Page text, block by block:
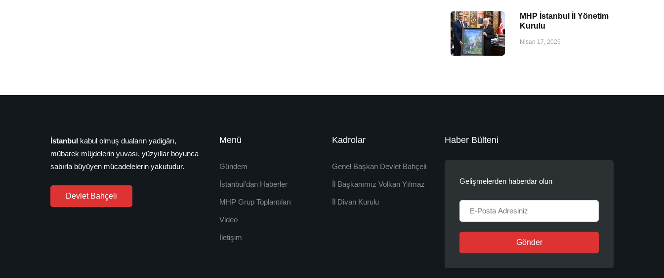
MHP İstanbul İl Yönetim
Kurulu
Nisan 17, 2026
İstanbul kabul olmuş duaların yadigârı,
mübarek müjdelerin yuvası, yüzyıllar boyunca
sabırla büyüyen mücadelelerin yakutudur.
Devlet Bahçeli
Menü
Gündem
İstanbul’dan Haberler
MHP Grup Toplantıları
Video
İletişim
Kadrolar
Genel Başkan Devlet Bahçeli
İl Başkanımız Volkan Yılmaz
İl Divan Kurulu
Haber Bülteni
Gelişmelerden haberdar olun
Gönder